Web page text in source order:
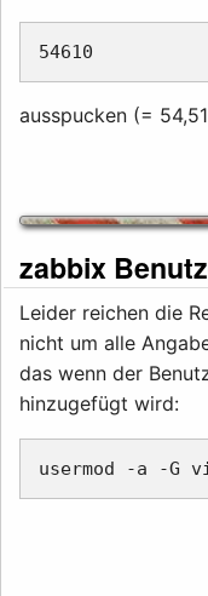
ausspucken (=
zabbix
Leider reichen die
nicht um alle
das wenn der
hinzugefügt wird: